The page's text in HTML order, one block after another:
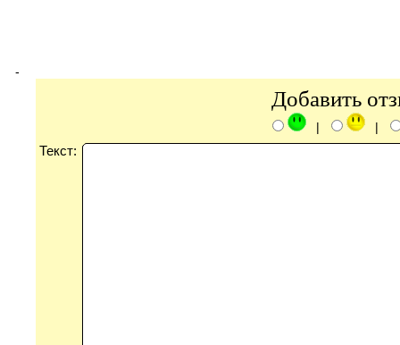
-
Добавить
| |
Текст: